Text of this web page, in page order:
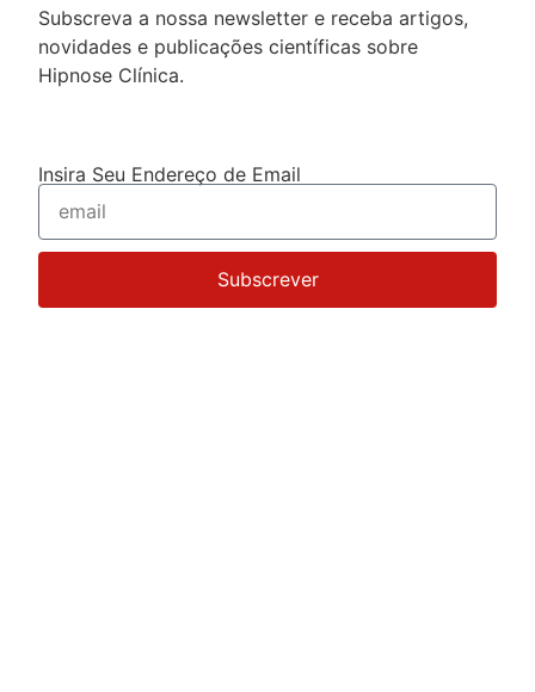
Subscreva a nossa newsletter e receba artigos,
novidades e publicações científicas sobre
Hipnose Clínica.
Insira Seu Endereço de Email
Subscrever